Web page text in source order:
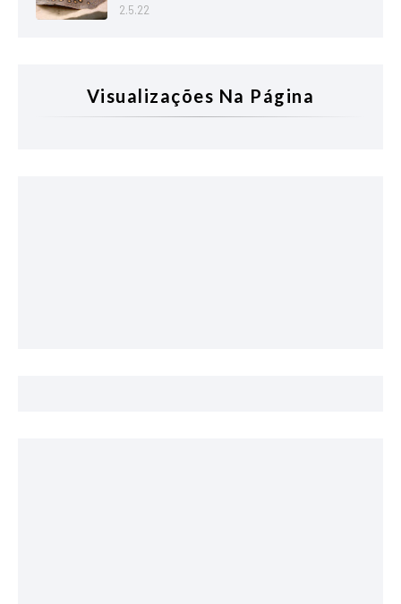
2.5.22
Visualizações Na Página